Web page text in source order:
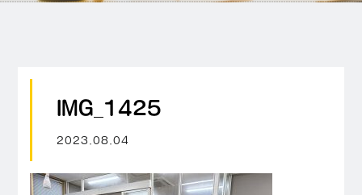
IMG_1425
2023.08.04